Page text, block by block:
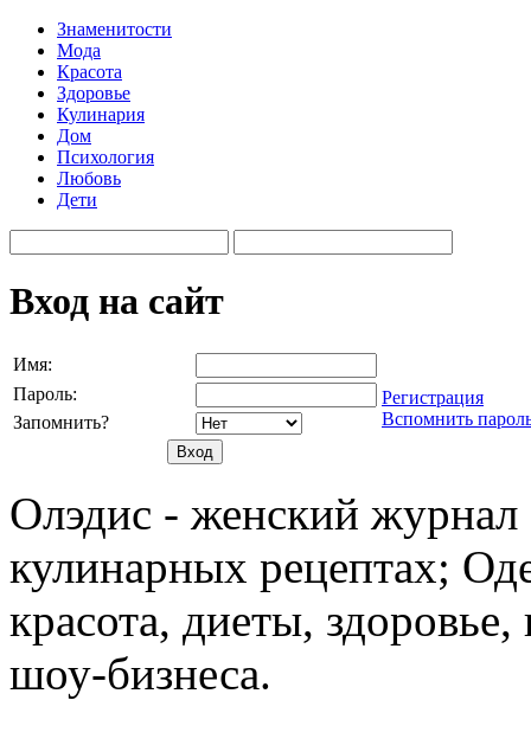
Знаменитости
Мода
Красота
Здоровье
Кулинария
Дом
Психология
Любовь
Дети
Вход на сайт
Имя:
Регистрация
Вспомнить
Пароль:
Запомнить?
Олэдис - женский журнал
кулинарных рецептах;
красота, диеты,
шоу-бизнеса.